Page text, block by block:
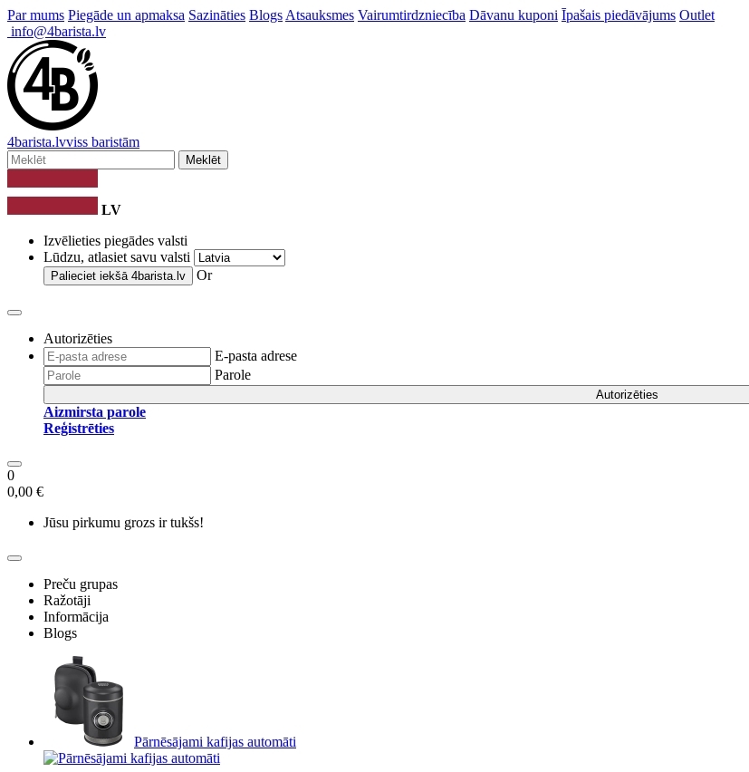
Par mums Piegāde un apmaksa Sazināties Blogs Atsauksmes Vairumtirdzniecība Dāvanu kuponi Īpašais piedāvājums Outlet
info@4barista.lv
4barista.lvviss baristām
Meklēt
LV
Izvēlieties piegādes valsti
Lūdzu, atlasiet savu valsti
Palieciet iekšā 4barista.lv Or
Autorizēties
E-pasta adrese
Parole
Autorizēties
Aizmirsta parole
Reģistrēties
0
0,00 €
Jūsu pirkumu grozs ir tukšs!
Preču grupas
Ražotāji
Informācija
Blogs
Pārnēsājami kafijas automāti